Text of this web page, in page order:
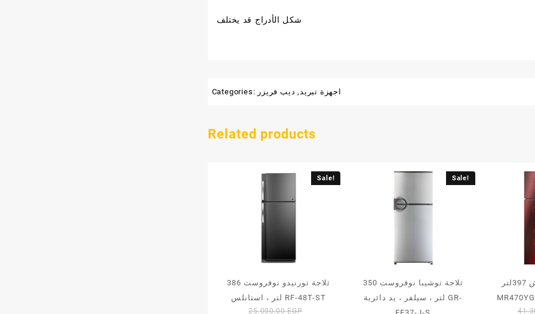
شكل الأدراج قد يختلف
Categories: اجهزة تبريد, ديب فريزر
Related products
Sale!
ثلاجة تورنيدو نوفروست 386
لتر ، استانلس RF-48T-ST
25.000,00EGP
Sale!
ثلاجة توشيبا نوفروست 350
لتر ، سيلفر ، يد دائرية GR-
ثلاجة فريش 397لتر FNT-